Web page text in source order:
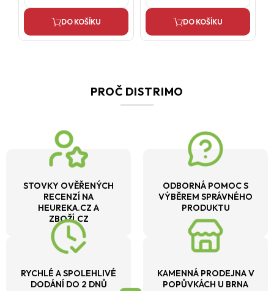
DO KOŠÍKU DO KOŠÍKU
PROČ DISTRIMO
STOVKY OVĚŘENÝCH
RECENZÍ NA
HEUREKA.CZ A
ZBOŽÍ.CZ
ODBORNÁ POMOC S
VÝBĚREM SPRÁVNÉHO
PRODUKTU
RYCHLÉ A SPOLEHLIVÉ
DODÁNÍ DO 2 DNŮ
KAMENNÁ PRODEJNA V
POPŮVKÁCH U BRNA